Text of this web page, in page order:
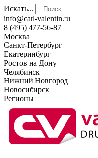
Искать...
info@carl-valentin.ru
8 (495) 477-56-87
Москва
Санкт-Петербург
Екатеринбург
Ростов на Дону
Челябинск
Нижний Новгород
Новосибирск
Регионы